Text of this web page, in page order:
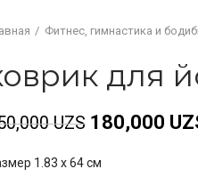
Фитнес, гимнастика и
для
UZS 180,000
1.83 х 64 см